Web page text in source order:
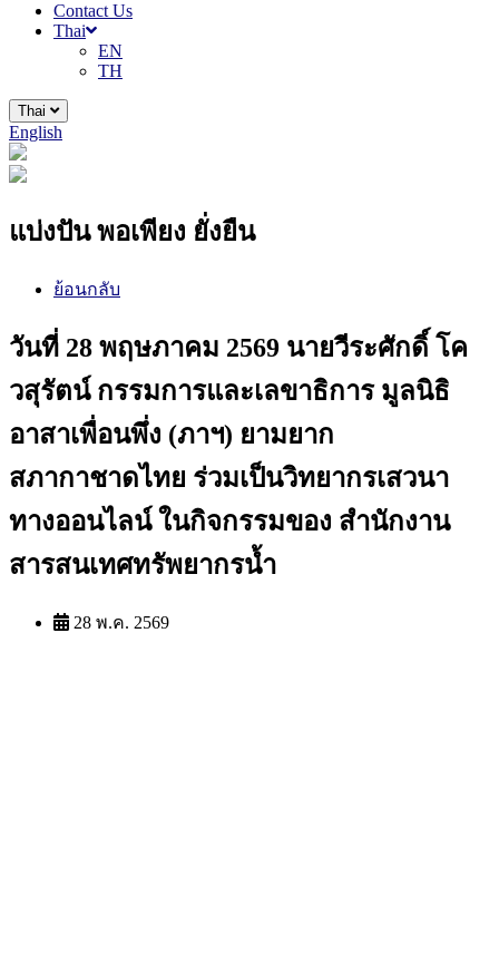
Contact Us
Thai
EN
TH
Thai
English
แบ่งปัน พอเพียง ยั่งยืน
ย้อนกลับ
วันที่ 28 พฤษภาคม 2569 นายวีระศักดิ์ โค
วสุรัตน์ กรรมการและเลขาธิการ มูลนิธิ
อาสาเพื่อนพึ่ง (ภาฯ) ยามยาก
สภากาชาดไทย ร่วมเป็นวิทยากรเสวนา
ทางออนไลน์ ในกิจกรรมของ สำนักงาน
สารสนเทศทรัพยากรน้ำ
28 พ.ค. 2569